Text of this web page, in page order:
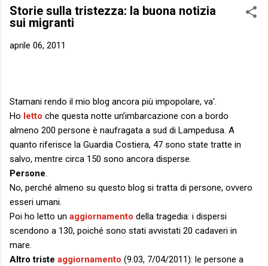
Storie sulla tristezza: la buona notizia
sui migranti
aprile 06, 2011
Stamani rendo il mio blog ancora più impopolare, va'.
Ho letto che questa notte un’imbarcazione con a bordo
almeno 200 persone è naufragata a sud di Lampedusa. A
quanto riferisce la Guardia Costiera, 47 sono state tratte in
salvo, mentre circa 150 sono ancora disperse.
Persone.
No, perché almeno su questo blog si tratta di persone, ovvero
esseri umani.
Poi ho letto un aggiornamento della tragedia: i dispersi
scendono a 130, poiché sono stati avvistati 20 cadaveri in
mare.
Altro triste aggiornamento (9.03, 7/04/2011): le persone a